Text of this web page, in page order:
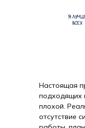
Настоящая
подходящих
плохой.
отсутствие